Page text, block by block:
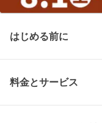
はじめる前に
料金とサービス